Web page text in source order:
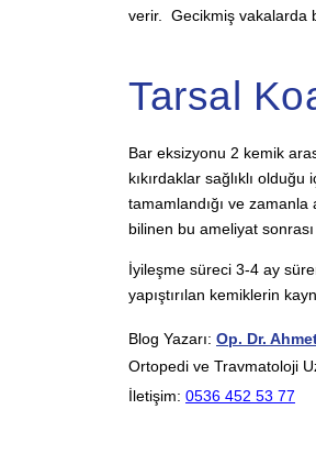
verir. Gecikmiş vakalarda
Tarsal
Bar eksizyonu 2 kemik
kıkırdaklar sağlıklı
tamamlandığı ve
bilinen bu ameliyat sonrası
İyileşme süreci 3-4 ay
yapıştırılan kemiklerin
Blog Yazarı: Op. Dr.
Ortopedi ve Travmatoloji
İletişim: 0536 452 53 77